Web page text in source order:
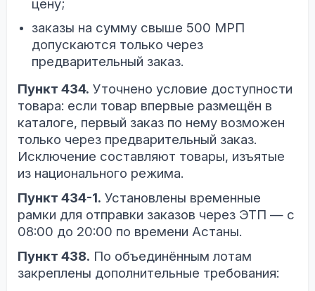
цену;
заказы на сумму свыше 500 МРП
допускаются только через
предварительный заказ.
Пункт 434. Уточнено условие доступности
товара: если товар впервые размещён в
каталоге, первый заказ по нему возможен
только через предварительный заказ.
Исключение составляют товары, изъятые
из национального режима.
Пункт 434-1. Установлены временные
рамки для отправки заказов через ЭТП — с
08:00 до 20:00 по времени Астаны.
Пункт 438. По объединённым лотам
закреплены дополнительные требования: